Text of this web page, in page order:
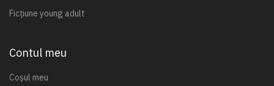
Ficțiune young adult
Contul meu
Coșul meu